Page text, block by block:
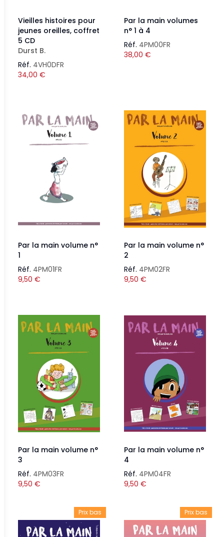
Vieilles histoires pour
jeunes oreilles, coffret
5 CD
Durst B.
Réf. 4VH0DFR
34,00 €
Par la main volumes
n° 1 à 4
Réf. 4PM00FR
38,00 €
Par la main volume n°
1
Réf. 4PM01FR
9,50 €
Par la main volume n°
2
Réf. 4PM02FR
9,50 €
Par la main volume n°
3
Réf. 4PM03FR
9,50 €
Par la main volume n°
4
Réf. 4PM04FR
9,50 €
Prix bas Prix bas